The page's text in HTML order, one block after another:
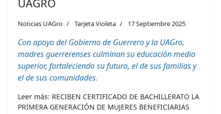
Noticias UAGro Tarjeta Violeta 17 Septiembre 2025
Con apoyo del Gobierno de Guerrero y la UAGro,
madres guerrerenses culminan su educación media
superior, fortaleciendo su futuro, el de sus familias y
el de sus comunidades.
Leer más: RECIBEN CERTIFICADO DE BACHILLERATO LA
PRIMERA GENERACIÓN DE MUJERES BENEFICIARIAS